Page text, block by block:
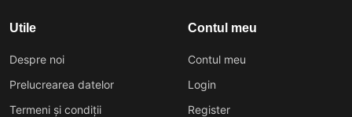
Utile
Despre noi
Prelucrearea datelor
Termeni și condiții
Contul meu
Contul meu
Login
Register